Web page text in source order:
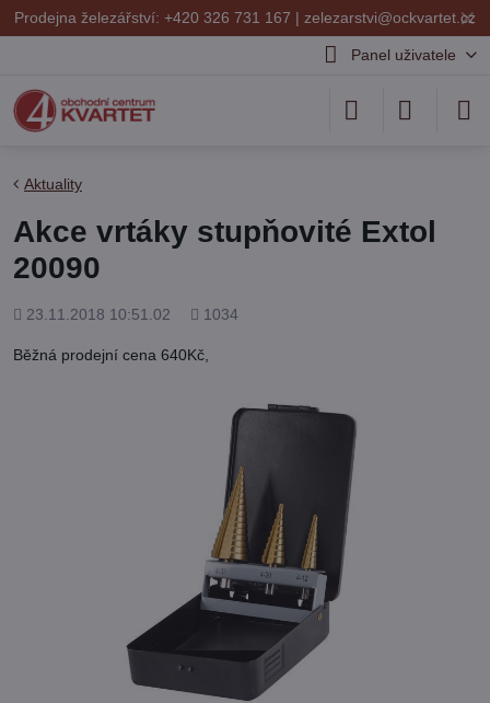
✕
Prodejna železářství: +420 326 731 167 | zelezarstvi@ockvartet.cz
Panel uživatele
Aktuality
Akce vrtáky stupňovité Extol
20090
Přidáno
23.11.2018 10:51.02
Počet
1034
Běžná prodejní cena 640Kč,